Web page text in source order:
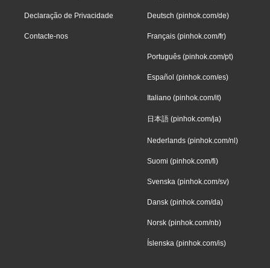
Declaração de Privacidade
Contacte-nos
Deutsch (pinhok.com/de)
Français (pinhok.com/fr)
Português (pinhok.com/pt)
Español (pinhok.com/es)
Italiano (pinhok.com/it)
日本語 (pinhok.com/ja)
Nederlands (pinhok.com/nl)
Suomi (pinhok.com/fi)
Svenska (pinhok.com/sv)
Dansk (pinhok.com/da)
Norsk (pinhok.com/nb)
Íslenska (pinhok.com/is)